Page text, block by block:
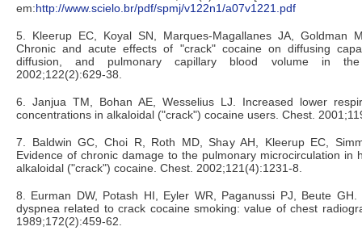
em:http://www.scielo.br/pdf/spmj/v122n1/a07v1221.pdf
5. Kleerup EC, Koyal SN, Marques-Magallanes JA, Goldman
Chronic and acute effects of "crack" cocaine on diffusing
diffusion, and pulmonary capillary blood volume in
2002;122(2):629-38.
6. Janjua TM, Bohan AE, Wesselius LJ. Increased lower
concentrations in alkaloidal ("crack") cocaine users. Chest.
7. Baldwin GC, Choi R, Roth MD, Shay AH, Kleerup EC,
Evidence of chronic damage to the pulmonary microcirculation in
alkaloidal ("crack") cocaine. Chest. 2002;121(4):1231-8.
8. Eurman DW, Potash HI, Eyler WR, Paganussi PJ, Beute
dyspnea related to crack cocaine smoking: value of chest
1989;172(2):459-62.